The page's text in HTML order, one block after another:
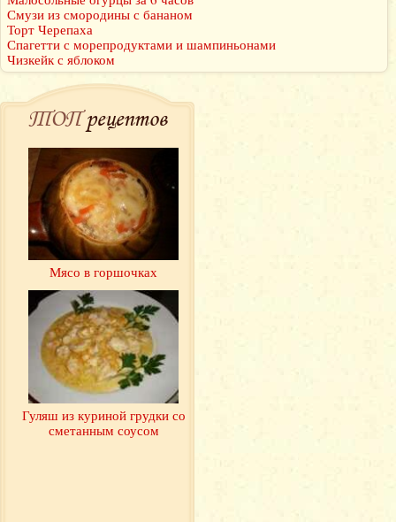
Смузи из смородины с бананом
Торт Черепаха
Спагетти с морепродуктами и шампиньонами
Чизкейк с яблоком
ТОПрецептов
Мясо в горшочках
Гуляш из куриной грудки со
сметанным соусом